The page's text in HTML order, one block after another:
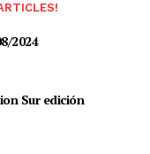
2024
Sur edición